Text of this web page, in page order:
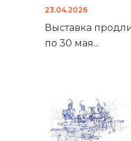
23.04.2026
Выставка
по 30 мая...